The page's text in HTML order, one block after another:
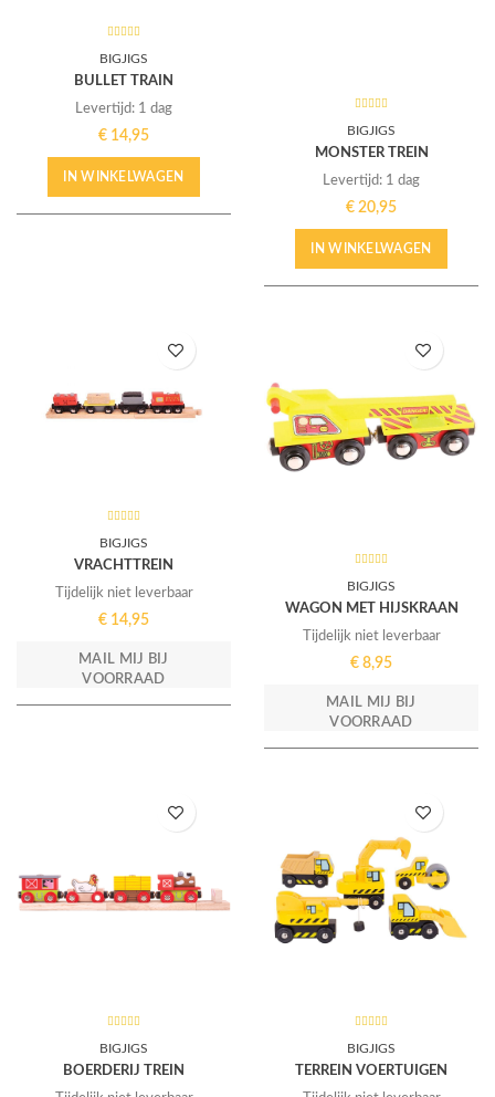
BIGJIGS
BULLET TRAIN
Levertijd: 1 dag
€ 14,95
IN WINKELWAGEN
BIGJIGS
MONSTER TREIN
Levertijd: 1 dag
€ 20,95
IN WINKELWAGEN
BIGJIGS
VRACHTTREIN
Tijdelijk niet leverbaar
€ 14,95
MAIL MIJ BIJ
VOORRAAD
BIGJIGS
WAGON MET HIJSKRAAN
Tijdelijk niet leverbaar
€ 8,95
MAIL MIJ BIJ
VOORRAAD
BIGJIGS
BOERDERIJ TREIN
BIGJIGS
TERREIN VOERTUIGEN